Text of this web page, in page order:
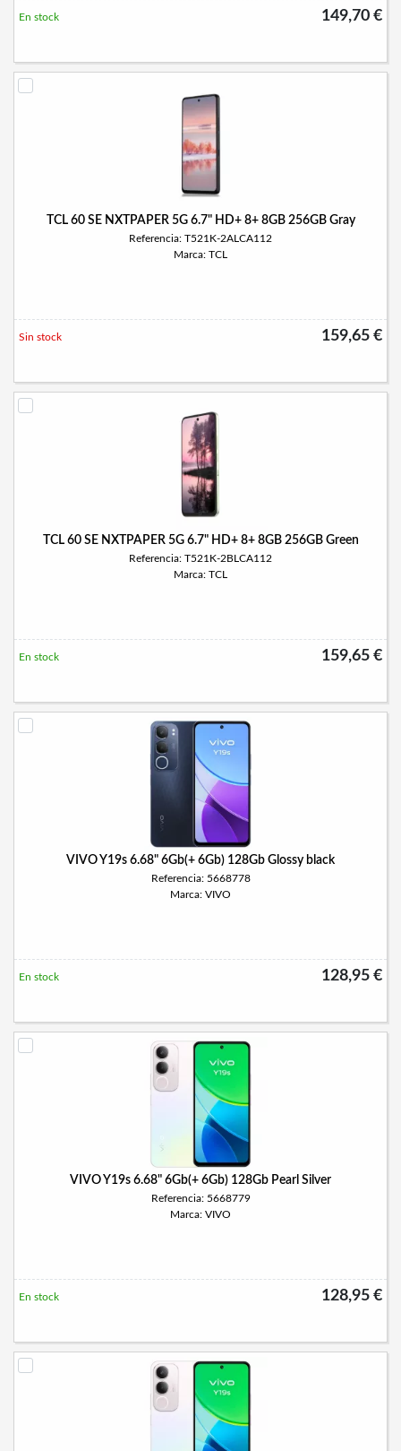
149,70 €
En stock
TCL 60 SE NXTPAPER 5G 6.7" HD+ 8+ 8GB 256GB Gray
Referencia: T521K-2ALCA112
Marca: TCL
159,65 €
Sin stock
TCL 60 SE NXTPAPER 5G 6.7" HD+ 8+ 8GB 256GB Green
Referencia: T521K-2BLCA112
Marca: TCL
159,65 €
En stock
VIVO Y19s 6.68" 6Gb(+ 6Gb) 128Gb Glossy black
Referencia: 5668778
Marca: VIVO
128,95 €
En stock
VIVO Y19s 6.68" 6Gb(+ 6Gb) 128Gb Pearl Silver
Referencia: 5668779
Marca: VIVO
128,95 €
En stock